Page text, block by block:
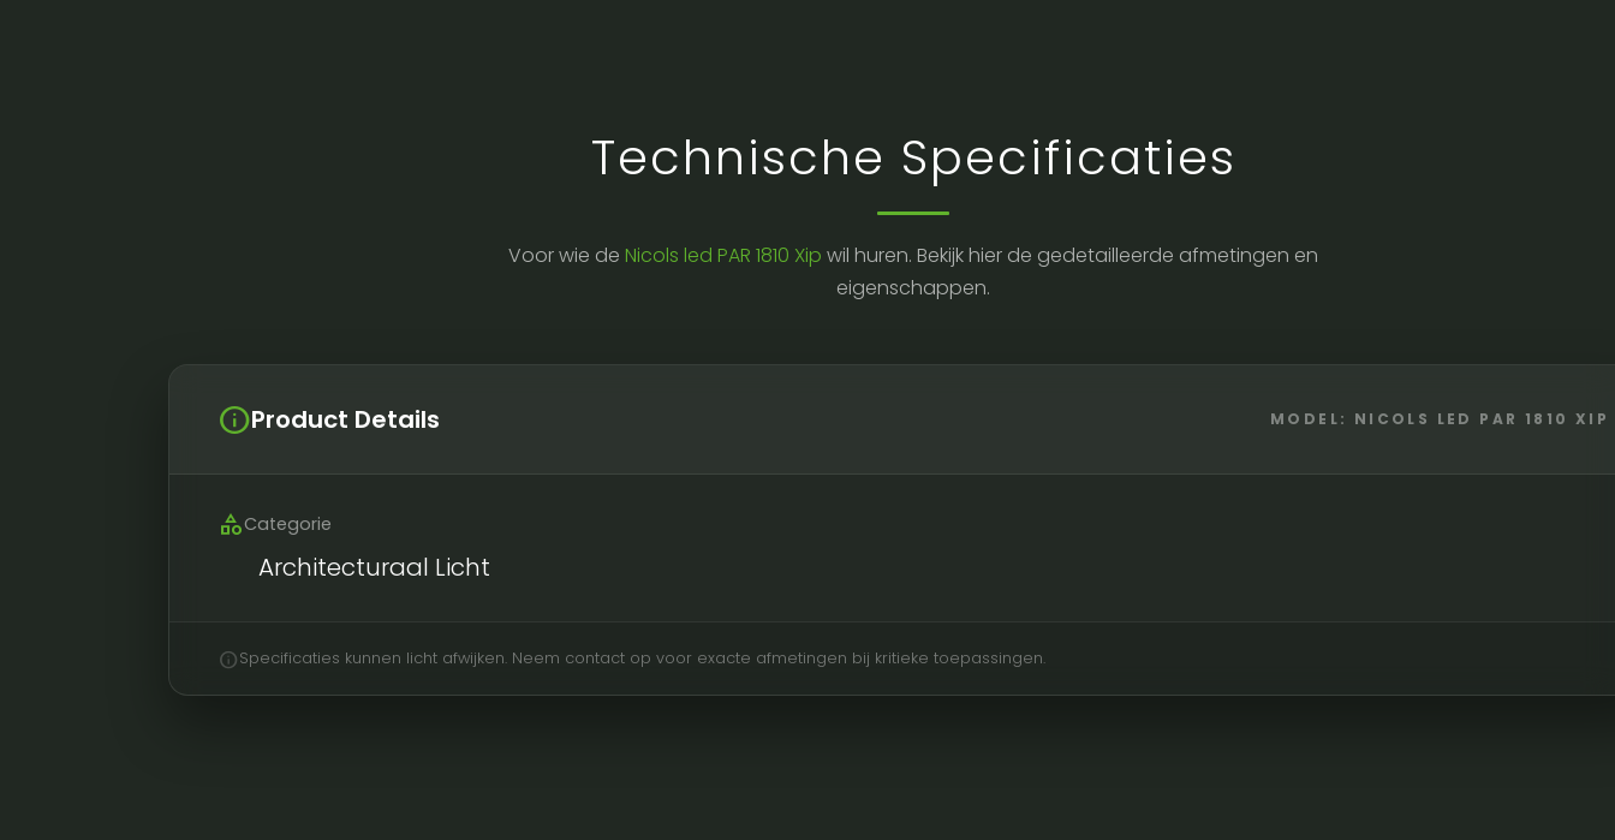
Technische Specificaties
Voor wie de Nicols led PAR 1810 Xip wil huren. Bekijk hier de gedetailleerde afmetingen en
eigenschappen.
infoProduct Details MODEL: NICOLS LED PAR 1810 XIP
categoryCategorie
Architecturaal Licht
infoSpecificaties kunnen licht afwijken. Neem contact op voor exacte afmetingen bij kritieke toepassingen.